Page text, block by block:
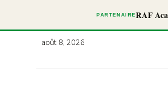
PARTENAIRERAF
août 8, 2026